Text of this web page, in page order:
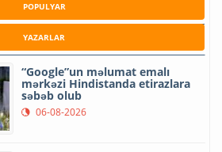
POPULYAR
YAZARLAR
“Google”un məlumat emalı
mərkəzi Hindistanda etirazlara
səbəb olub
06-08-2026